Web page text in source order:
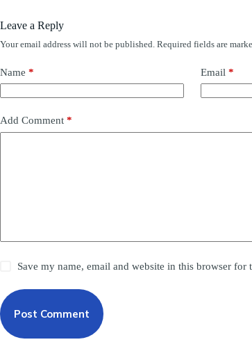
Leave a Reply
Your email address will not be published. Required fields are
Name * Email *
Add Comment *
Save my name, email and website in this browser for
Post Comment